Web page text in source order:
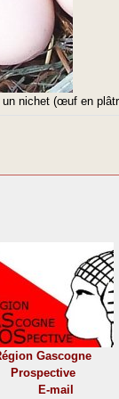
un nichet (œuf en
Gascogne
Prospective
E-mail